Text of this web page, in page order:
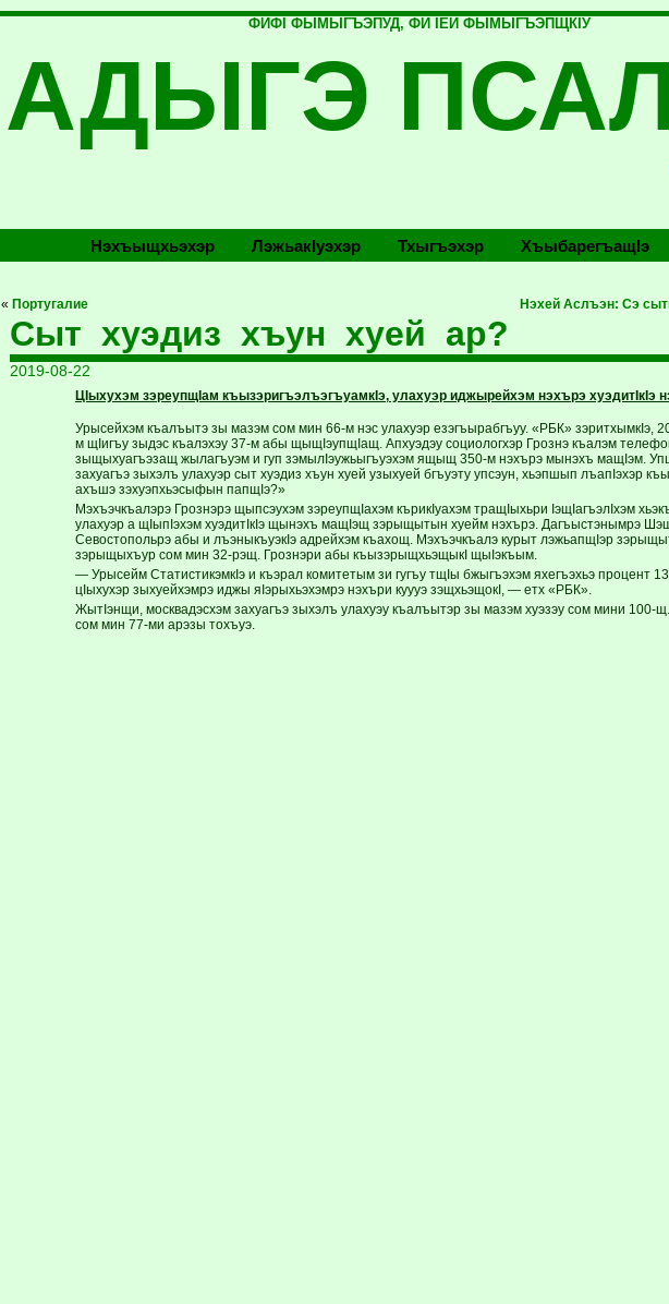
ФИФI ФЫМЫГЪЭПУД, ФИ IЕЙ ФЫМЫГЪЭПЩКIУ
АДЫГЭ
Нэхъыщхьэхэр Лэжьакlуэхэр Тхыгъэхэр Хъыбарегъащlэ
« Португалие Нэхей Аслъэн: Сэ
Сыт хуэдиз хъун хуей ар?
2019-08-22
ЦIыхухэм зэреупщIам къызэригъэлъэгъуамкIэ, улахуэр иджырейхэм нэхърэ хуэдитIкIэ
Урысейхэм къалъытэ зы мазэм сом мин 66-м нэс улахуэр езэгъырабгъуу. «РБК» зэритхымкIэ,
м щIигъу зыдэс къалэхэу 37-м абы щыщIэупщIащ. Апхуэдэу социологхэр Грознэ къалэм
зыщыхуагъэзащ жылагъуэм и гуп зэмылIэужьыгъуэхэм ящыщ 350-м нэхърэ мынэхъ мащIэм.
захуагъэ зыхэлъ улахуэр сыт хуэдиз хъун хуей узыхуей бгъуэту упсэун, хьэпшып лъапIэхэр
ахъшэ зэхуэпхьэсыфын папщIэ?»
Мэхъэчкъалэрэ Грознэрэ щыпсэухэм зэреупщIахэм кърикIуахэм тращIыхьри IэщIагъэлIхэм
улахуэр а щIыпIэхэм хуэдитIкIэ щынэхъ мащIэщ зэрыщытын хуейм нэхърэ. Дагъыстэнымрэ
Севостопольрэ абы и лъэныкъуэкIэ адрейхэм къахощ. Мэхъэчкъалэ курыт лэжьапщIэр
зэрыщыхъур сом мин 32-рэщ. Грознэри абы къызэрыщхьэщыкI щыIэкъым.
— Урысейм СтатистикэмкIэ и къэрал комитетым зи гугъу тщIы бжыгъэхэм яхегъэхьэ процент
цIыхухэр зыхуейхэмрэ иджы яIэрыхьэхэмрэ нэхъри куууэ зэщхьэщокI, — етх «РБК».
ЖытIэнщи, москвадэсхэм захуагъэ зыхэлъ улахуэу къалъытэр зы мазэм хуэзэу сом мини 100-
сом мин 77-ми арэзы тохъуэ.